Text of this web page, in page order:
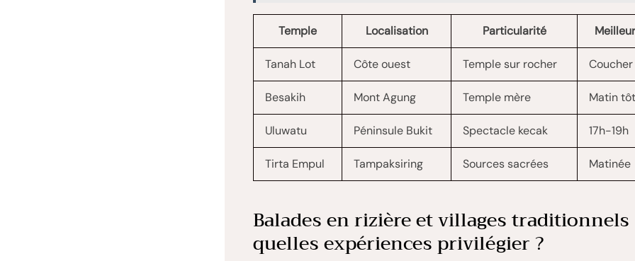
Temple Localisation Particularité
Tanah Lot Côte ouest Temple sur rocher
Besakih Mont Agung Temple mère Matin tôt
Uluwatu Péninsule Bukit Spectacle kecak 17h-19h
Tirta Empul Tampaksiring Sources sacrées Matinée
Balades en rizière et villages traditionnels
quelles expériences privilégier ?